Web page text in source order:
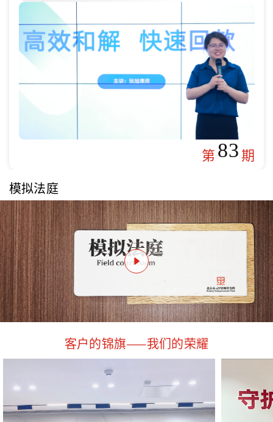
第83期
模拟法庭
客户的锦旗——我们的荣耀